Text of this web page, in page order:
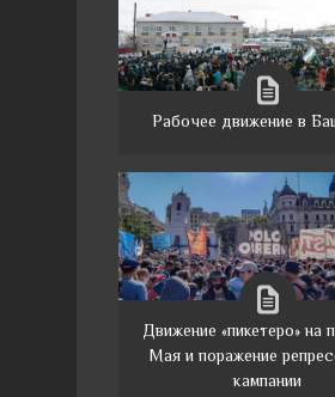
Рабочее движение в
Движение «пикетеро» на
Мая и поражение
кампании